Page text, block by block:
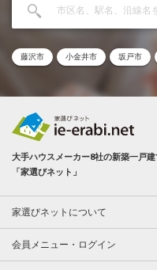
藤沢市 小金井市 坂戸市
大手ハウスメーカー8社の新築一戸
「家選びネット」
家選びネットについて
会員メニュー・ログイン